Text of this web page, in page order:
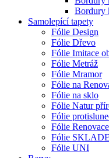
Bordury
Samolepící tapety
Fólie Design
Fólie Dřevo
Fólie Imitace
Fólie Metráž
Fólie Mramor
Fólie na
Fólie na sklo
Fólie Natur
Fólie
Fólie
Fólie
Fólie UNI